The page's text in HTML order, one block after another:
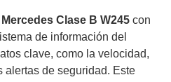
Clase B W245 con
de información del
clave, como la velocidad,
alertas de seguridad. Este